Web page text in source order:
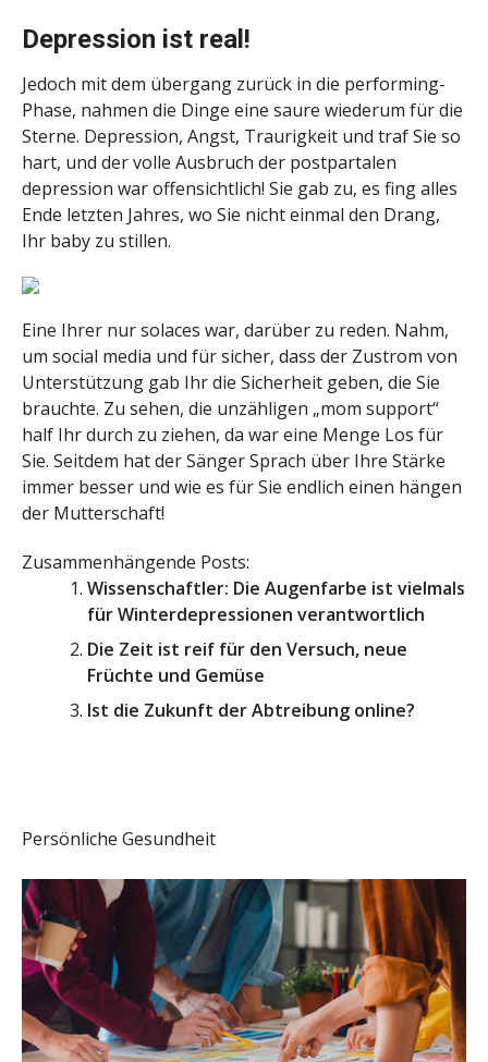
Depression ist real!
Jedoch mit dem übergang zurück in die performing-
Phase, nahmen die Dinge eine saure wiederum für die
Sterne. Depression, Angst, Traurigkeit und traf Sie so
hart, und der volle Ausbruch der postpartalen
depression war offensichtlich! Sie gab zu, es fing alles
Ende letzten Jahres, wo Sie nicht einmal den Drang,
Ihr baby zu stillen.
Eine Ihrer nur solaces war, darüber zu reden. Nahm,
um social media und für sicher, dass der Zustrom von
Unterstützung gab Ihr die Sicherheit geben, die Sie
brauchte. Zu sehen, die unzähligen „mom support“
half Ihr durch zu ziehen, da war eine Menge Los für
Sie. Seitdem hat der Sänger Sprach über Ihre Stärke
immer besser und wie es für Sie endlich einen hängen
der Mutterschaft!
Zusammenhängende Posts:
Wissenschaftler: Die Augenfarbe ist vielmals
für Winterdepressionen verantwortlich
Die Zeit ist reif für den Versuch, neue
Früchte und Gemüse
Ist die Zukunft der Abtreibung online?
Persönliche Gesundheit